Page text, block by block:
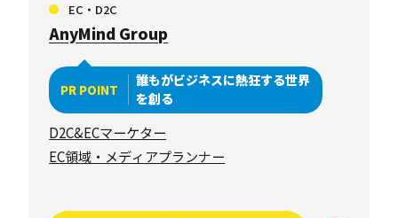
EC・D2C
AnyMind Group
PR POINT
誰もがビジネスに熱狂する世界
を創る
D2C&ECマーケター
EC領域・メディアプランナー